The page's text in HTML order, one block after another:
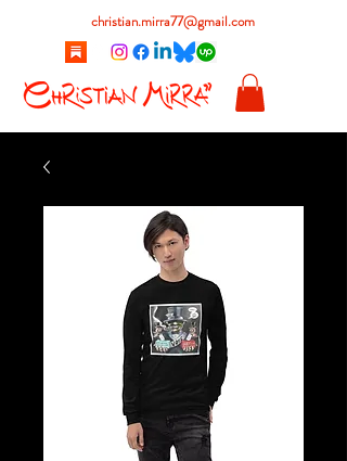
christian.mirra77@gmail.com